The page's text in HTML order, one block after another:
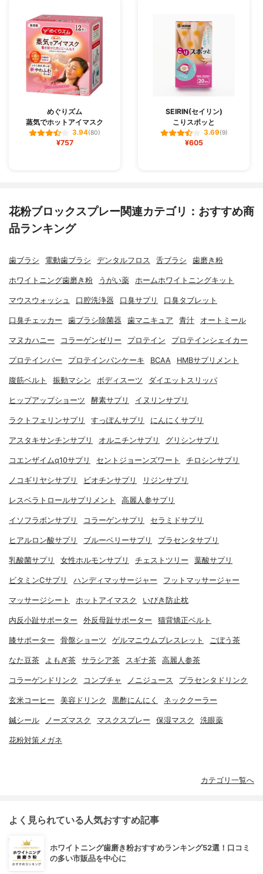
めぐりズム
蒸気でホットアイマスク
3.94(80)
¥757
SEIRIN(セイリン)
こりスポッと
3.69(9)
¥605
花粉ブロックスプレー関連カテゴリ：おすすめ商
品ランキング
歯ブラシ 電動歯ブラシ デンタルフロス 舌ブラシ 歯磨き粉
ホワイトニング歯磨き粉 うがい薬 ホームホワイトニングキット
マウスウォッシュ 口腔洗浄器 口臭サプリ 口臭タブレット
口臭チェッカー 歯ブラシ除菌器 歯マニキュア 青汁 オートミール
マヌカハニー コラーゲンゼリー プロテイン プロテインシェイカー
プロテインバー プロテインパンケーキ BCAA HMBサプリメント
腹筋ベルト 振動マシン ボディスーツ ダイエットスリッパ
ヒップアップショーツ 酵素サプリ イヌリンサプリ
ラクトフェリンサプリ すっぽんサプリ にんにくサプリ
アスタキサンチンサプリ オルニチンサプリ グリシンサプリ
コエンザイムq10サプリ セントジョーンズワート チロシンサプリ
ノコギリヤシサプリ ビオチンサプリ リジンサプリ
レスベラトロールサプリメント 高麗人参サプリ
イソフラボンサプリ コラーゲンサプリ セラミドサプリ
ヒアルロン酸サプリ ブルーベリーサプリ プラセンタサプリ
乳酸菌サプリ 女性ホルモンサプリ チェストツリー 葉酸サプリ
ビタミンCサプリ ハンディマッサージャー フットマッサージャー
マッサージシート ホットアイマスク いびき防止枕
内反小趾サポーター 外反母趾サポーター 猫背矯正ベルト
膝サポーター 骨盤ショーツ ゲルマニウムブレスレット ごぼう茶
なた豆茶 よもぎ茶 サラシア茶 スギナ茶 高麗人参茶
コラーゲンドリンク コンブチャ ノニジュース プラセンタドリンク
玄米コーヒー 美容ドリンク 黒酢にんにく ネッククーラー
鍼シール ノーズマスク マスクスプレー 保湿マスク 洗眼薬
花粉対策メガネ
カテゴリ一覧へ
よく見られている人気おすすめ記事
ホワイトニング歯磨き粉おすすめランキング52選！口コミ
の多い市販品を中心に